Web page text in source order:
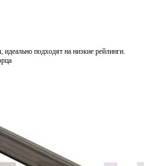
подходят на низкие рейлинги.